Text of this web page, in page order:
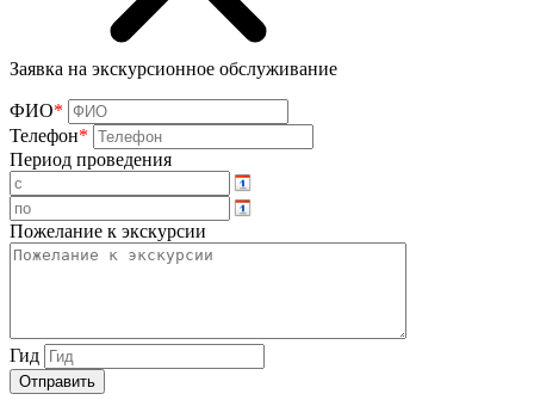
Заявка на экскурсионное обслуживание
ФИО*
Телефон*
Период проведения
Пожелание к экскурсии
Гид